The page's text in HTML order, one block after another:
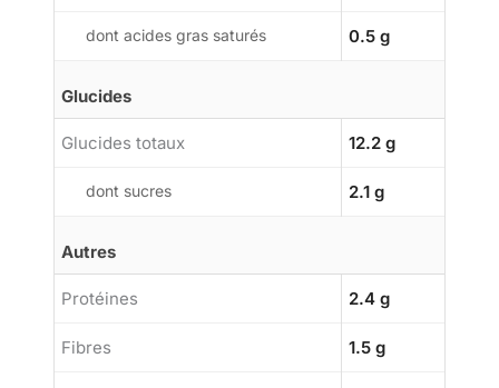
dont acides gras saturés 0.5 g
Glucides
Glucides totaux 12.2 g
dont sucres 2.1 g
Autres
Protéines 2.4 g
Fibres 1.5 g